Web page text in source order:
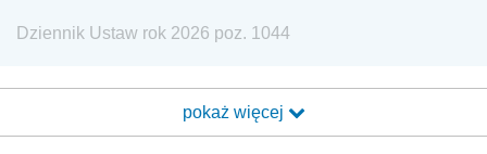
Dziennik Ustaw rok 2026 poz. 1044
pokaż więcej